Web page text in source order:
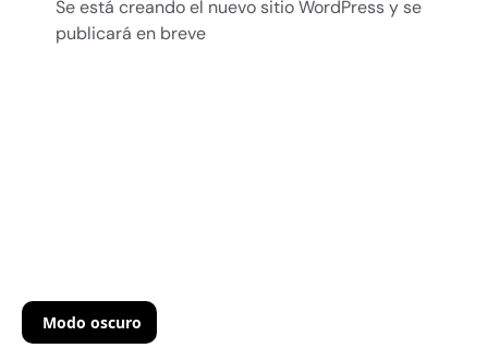
Se está creando el nuevo sitio WordPress y se
publicará en breve
Modo oscuro